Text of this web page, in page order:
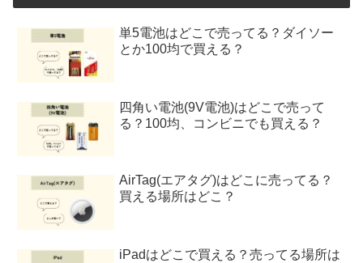
単5電池はどこで売ってる？ダイソー
とか100均で買える？
四角い電池(9V電池)はどこで売って
る？100均、コンビニでも買える？
AirTag(エアタグ)はどこに売ってる？
買える場所はどこ？
iPadはどこで買える？売ってる場所は